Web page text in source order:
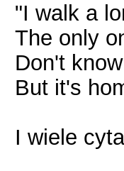
"I walk a
The only
Don't
But it's
I wiele